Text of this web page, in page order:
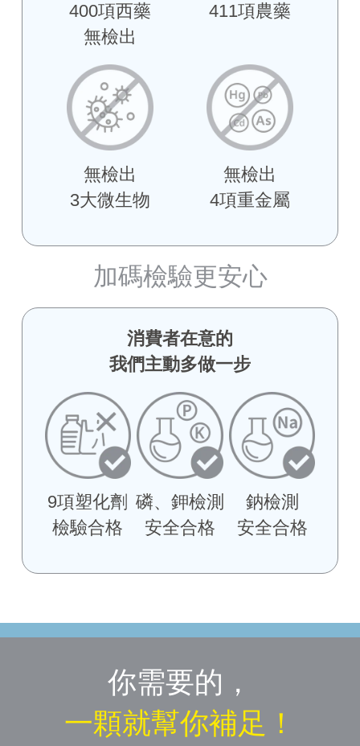
400項西藥
無檢出
411項農藥
無檢出
3大微生物
無檢出
4項重金屬
加碼檢驗更安心
消費者在意的
我們主動多做一步
9項塑化劑
檢驗合格
磷、鉀檢測
安全合格
鈉檢測
安全合格
你需要的，
一顆就幫你補足！